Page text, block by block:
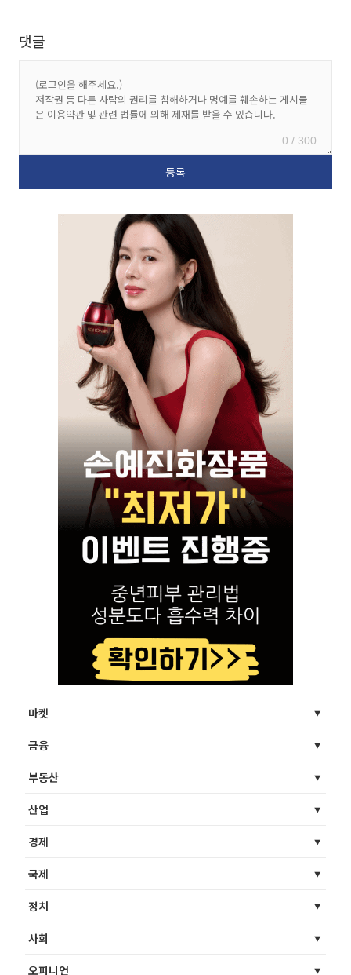
댓글
0 / 300
마켓
금융
부동산
산업
경제
국제
정치
사회
오피니언